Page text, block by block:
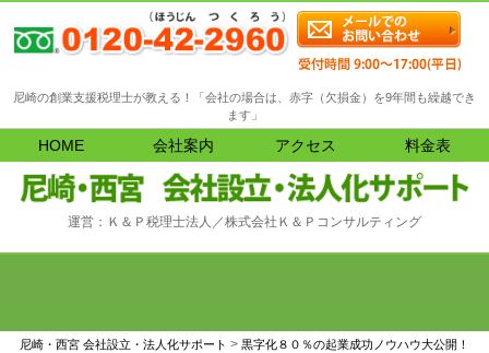
尼崎の創業支援税理士が教える！「会社の場合は、赤字（欠損金）を9年間も繰越でき
ます」
HOME 会社案内 アクセス 料金表
運営：Ｋ＆Ｐ税理士法人／株式会社Ｋ＆Ｐコンサルティング
尼崎・西宮 会社設立・法人化サポート > 黒字化８０％の起業成功ノウハウ大公開！